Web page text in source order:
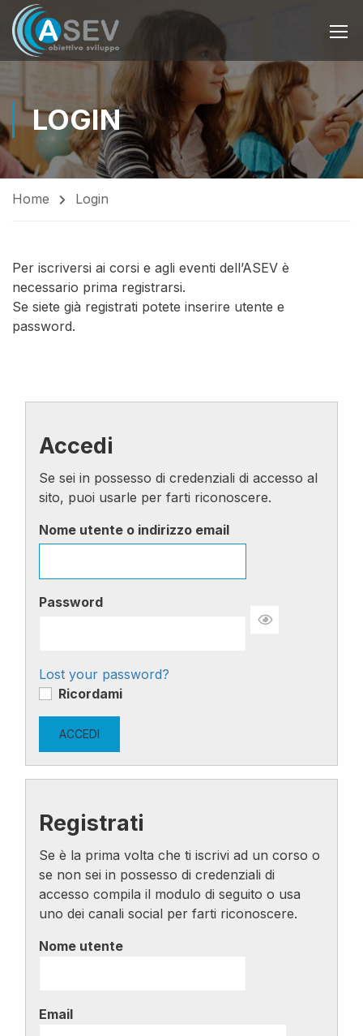
LOGIN
Home Login
Per iscriversi ai corsi e agli eventi dell’ASEV è
necessario prima registrarsi.
Se siete già registrati potete inserire utente e
password.
Accedi
Se sei in possesso di credenziali di accesso al
sito, puoi usarle per farti riconoscere.
Nome utente o indirizzo email
Password
Lost your password?
Ricordami
Registrati
Se è la prima volta che ti iscrivi ad un corso o
se non sei in possesso di credenziali di
accesso compila il modulo di seguito o usa
uno dei canali social per farti riconoscere.
Nome utente
Email